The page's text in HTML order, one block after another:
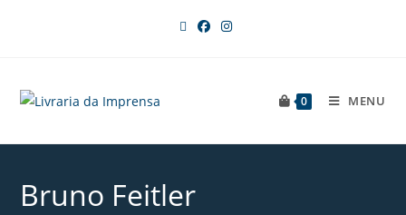
0 MENU
Bruno Feitler